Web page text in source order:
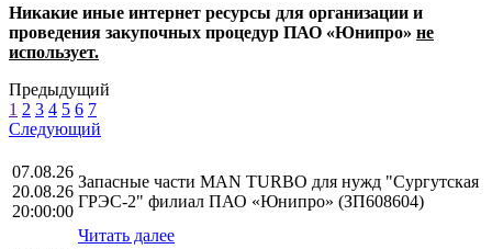
Никакие иные интернет ресурсы для организации и
проведения закупочных процедур ПАО «Юнипро» не
использует.
Предыдущий
1 2 3 4 5 6 7
Следующий
07.08.26
20.08.26
20:00:00
Запасные части MAN TURBO для нужд "Сургутская
ГРЭС-2" филиал ПАО «Юнипро» (ЗП608604)
Читать далее